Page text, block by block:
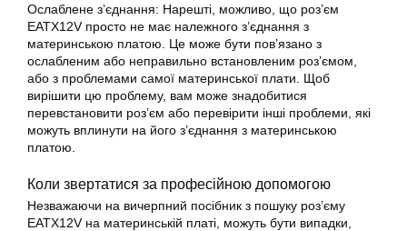
Ослаблене з’єднання: Нарешті, можливо, що роз’єм
EATX12V просто не має належного з’єднання з
материнською платою. Це може бути пов’язано з
ослабленим або неправильно встановленим роз’ємом,
або з проблемами самої материнської плати. Щоб
вирішити цю проблему, вам може знадобитися
перевстановити роз’єм або перевірити інші проблеми, які
можуть вплинути на його з’єднання з материнською
платою.
Коли звертатися за професійною допомогою
Незважаючи на вичерпний посібник з пошуку роз’єму
EATX12Vна материнській платі , можуть бути випадки,